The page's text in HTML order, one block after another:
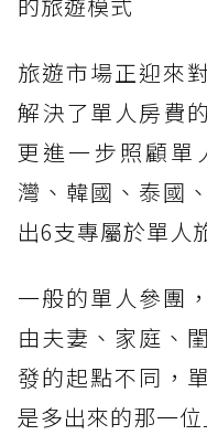
的旅遊模式
旅遊市場正迎來
解決了單人房費
更進一步照顧單
灣、韓國、泰國
出6支專屬於單人
一般的單人參團
由夫妻、家庭、
發的起點不同，
是多出來的那一